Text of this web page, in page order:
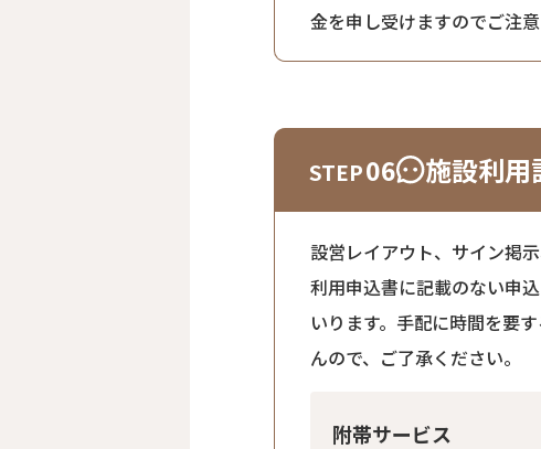
金を申し受けますのでご注意
06 施設利
設営レイアウト、サイン掲
利用申込書に記載のない申
いります。手配に時間を要
んので、ご了承ください。
附帯サービス